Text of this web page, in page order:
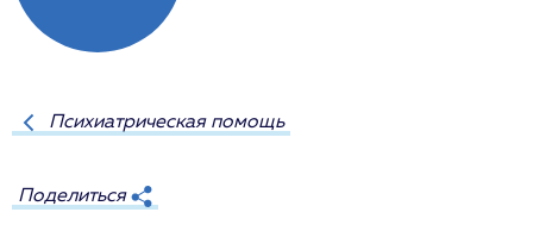
Психиатрическая помощь
Поделиться